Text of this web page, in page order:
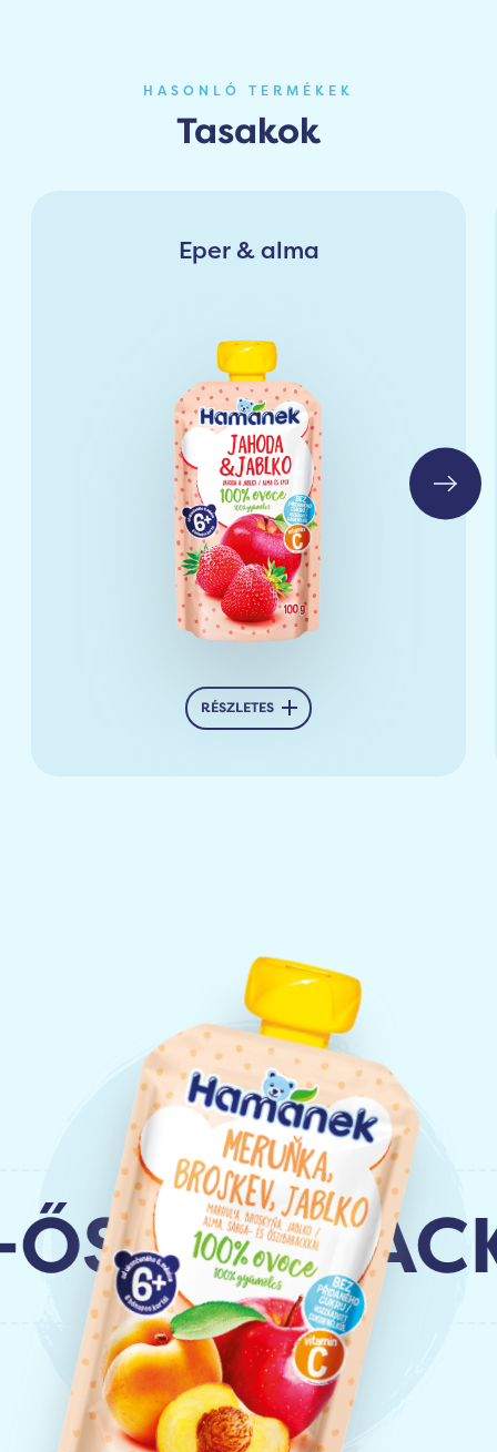
HASONLÓ TERMÉKEK
Tasakok
Eper & alma
RÉSZLETES